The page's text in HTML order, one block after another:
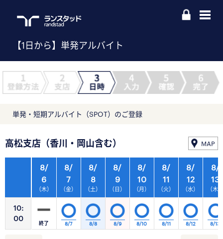
【1日から】単発アルバイト
単発・短期アルバイト（SPOT）のご登録
高松支店（香川・岡山含む） MAP
10:
00
8/
6
（木）
8/
7
（金）
8/
8
（土）
8/
9
（日）
8/
10
（月）
8/
11
（火）
8/
12
（水）
終了 8/7 8/8 8/9 8/10 8/11 8/12
8/
13
（木）
8/13